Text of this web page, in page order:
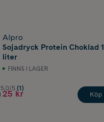
Alpro
Sojadryck Protein Choklad 1
liter
FINNS I LAGER
5.0/5 (1)
25 kr Köp